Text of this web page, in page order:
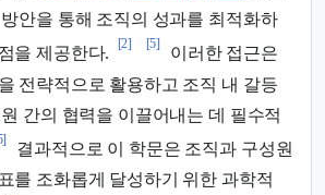
안을 통해 조직의 성과를 최적화하
을 제공한다.
[2] [5]
이러한 접근은
전략적으로 활용하고 조직 내 갈등
간의 협력을 이끌어내는 데 필수적
결과적으로 이 학문은 조직과 구성원
를 조화롭게 달성하기 위한 과학적